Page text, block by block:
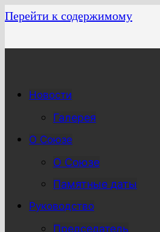
Перейти к содержимому
Новости
Галерея
О Союзе
О Союзе
Памятные даты
Руководство
Председатель